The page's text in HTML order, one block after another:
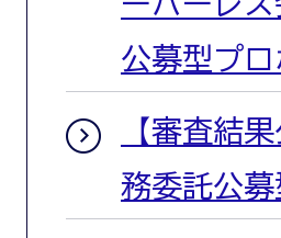
公募型プ
【審査結
務委託公